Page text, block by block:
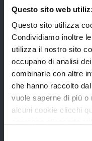
Questo sito web
Questo sito utilizza
Condividiamo inoltre
utilizza il nostro sito
occupano di analisi
combinarle con altre
che hanno raccolto
vuole saperne di più o
alcuni cookie clicchi
La Provincia
Organi di governo
Statuto e Regolamenti